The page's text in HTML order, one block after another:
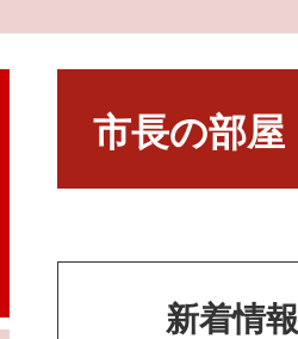
市長の部屋
新着情報